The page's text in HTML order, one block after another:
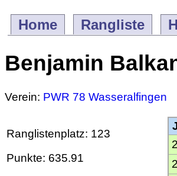
Home Rangliste
Benjamin
Verein: PWR 78 Wasseralfingen
Ranglistenplatz: 123
Punkte: 635.91